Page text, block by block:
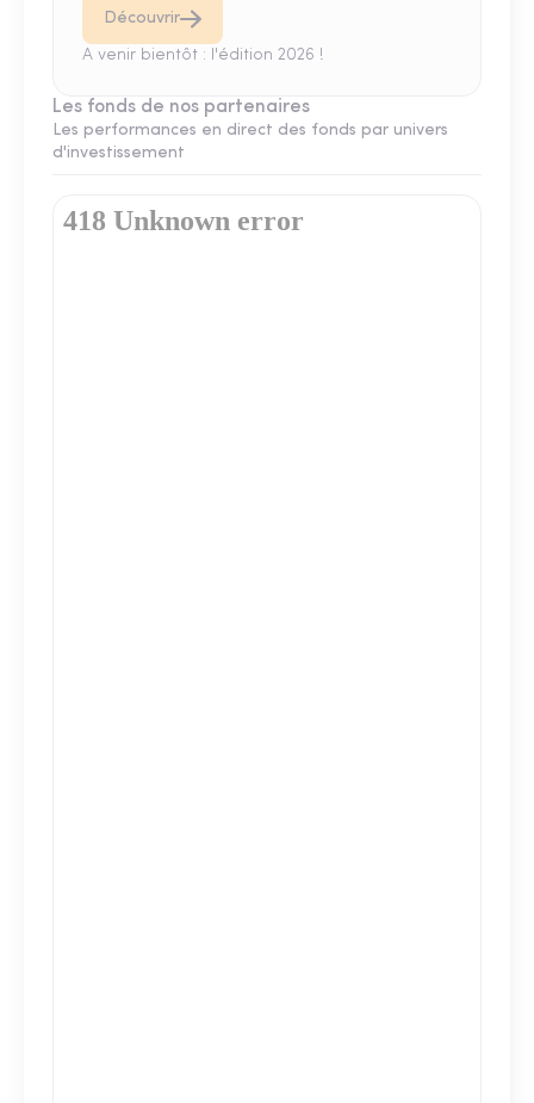
Découvrir
A venir bientôt : l'édition 2026 !
Les fonds de nos partenaires
Les performances en direct des fonds par univers
d'investissement